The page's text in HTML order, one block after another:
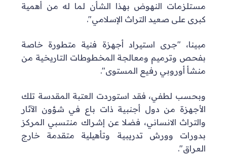
مستلزمات النهوض بهذا الشأن لما له من أهمية
كبرى على صعيد التراث الإسلامي".
مبينا، "جرى استيراد أجهزة فنية متطورة خاصة
بفحص وترميم ومعالجة المخطوطات التاريخية من
منشأ أوروبي رفيع المستوى".
وبحسب لطفي، فقد استوردت العتبة المقدسة تلك
الأجهزة من دول أجنبية ذات باع في شؤون الآثار
والتراث الانساني، فضلا عن إشراك منتسبي المركز
بدورات وورش تدريبية وتأهيلية متقدمة خارج
العراق".